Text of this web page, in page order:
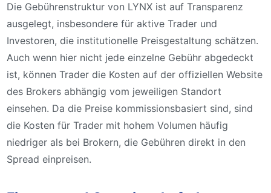
Die Gebührenstruktur von LYNX ist auf Transparenz
ausgelegt, insbesondere für aktive Trader und
Investoren, die institutionelle Preisgestaltung schätzen.
Auch wenn hier nicht jede einzelne Gebühr abgedeckt
ist, können Trader die Kosten auf der offiziellen Website
des Brokers abhängig vom jeweiligen Standort
einsehen. Da die Preise kommissionsbasiert sind, sind
die Kosten für Trader mit hohem Volumen häufig
niedriger als bei Brokern, die Gebühren direkt in den
Spread einpreisen.